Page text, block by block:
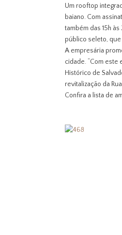
Um rooftop
baiano. Com
também das 15h
público seleto,
A empresária
cidade. “Com este
Histórico de
revitalização da
Confira a lista de